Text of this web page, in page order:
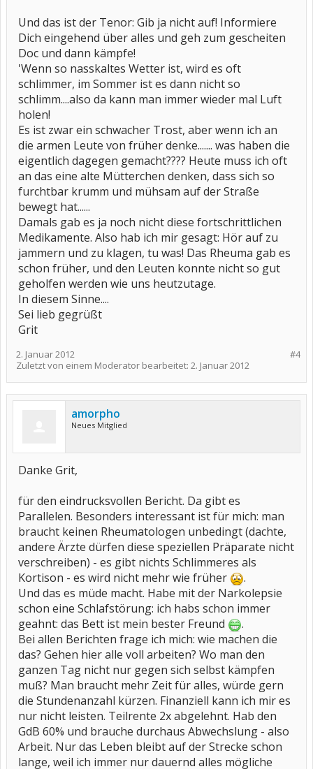
Und das ist der Tenor: Gib ja nicht auf! Informiere
Dich eingehend über alles und geh zum gescheiten
Doc und dann kämpfe!
'Wenn so nasskaltes Wetter ist, wird es oft
schlimmer, im Sommer ist es dann nicht so
schlimm....also da kann man immer wieder mal Luft
holen!
Es ist zwar ein schwacher Trost, aber wenn ich an
die armen Leute von früher denke....... was haben die
eigentlich dagegen gemacht???? Heute muss ich oft
an das eine alte Mütterchen denken, dass sich so
furchtbar krumm und mühsam auf der Straße
bewegt hat......
Damals gab es ja noch nicht diese fortschrittlichen
Medikamente. Also hab ich mir gesagt: Hör auf zu
jammern und zu klagen, tu was! Das Rheuma gab es
schon früher, und den Leuten konnte nicht so gut
geholfen werden wie uns heutzutage.
In diesem Sinne....
Sei lieb gegrüßt
Grit
#4
2. Januar 2012
Zuletzt von einem Moderator bearbeitet: 2. Januar 2012
amorpho
Neues Mitglied
Danke Grit,
für den eindrucksvollen Bericht. Da gibt es
Parallelen. Besonders interessant ist für mich: man
braucht keinen Rheumatologen unbedingt (dachte,
andere Ärzte dürfen diese speziellen Präparate nicht
verschreiben) - es gibt nichts Schlimmeres als
Kortison - es wird nicht mehr wie früher
.
Und das es müde macht. Habe mit der Narkolepsie
schon eine Schlafstörung: ich habs schon immer
geahnt: das Bett ist mein bester Freund
.
Bei allen Berichten frage ich mich: wie machen die
das? Gehen hier alle voll arbeiten? Wo man den
ganzen Tag nicht nur gegen sich selbst kämpfen
muß? Man braucht mehr Zeit für alles, würde gern
die Stundenanzahl kürzen. Finanziell kann ich mir es
nur nicht leisten. Teilrente 2x abgelehnt. Hab den
GdB 60% und brauche durchaus Abwechslung - also
Arbeit. Nur das Leben bleibt auf der Strecke schon
lange, weil ich immer nur dauernd alles mögliche